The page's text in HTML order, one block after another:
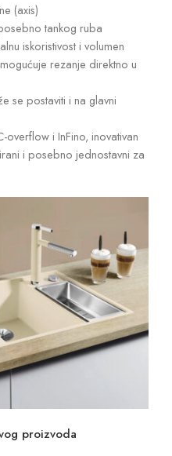
(axis)
tankog ruba
iskoristivost i volumen
rezanje direktno u
se postaviti i na glavni
i InFino, inovativan
i posebno jednostavni za
proizvoda